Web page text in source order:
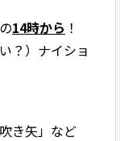
14時から ！
？）ナイショ
き矢」など